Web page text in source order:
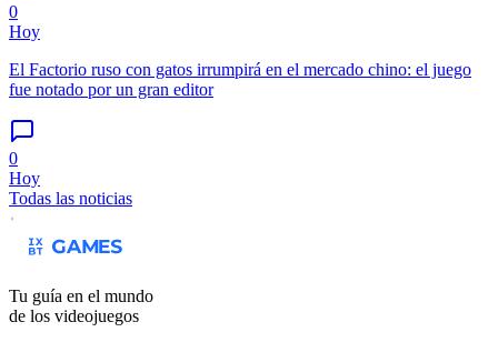
0
Hoy
El Factorio ruso con gatos irrumpirá en el mercado chino: el juego
fue notado por un gran editor
0
Hoy
Todas las noticias
Tu guía en el mundo
de los videojuegos